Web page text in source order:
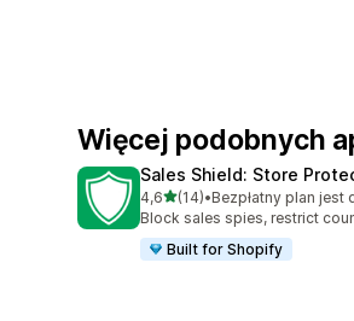
Więcej podobnych
Sales Shield: Store
4,6na 5 gwiazdek
(14)
Łączna liczba recenzji: 14
•Bezpłatny plan jest
Block sales spies, restrict
Built for Shopify